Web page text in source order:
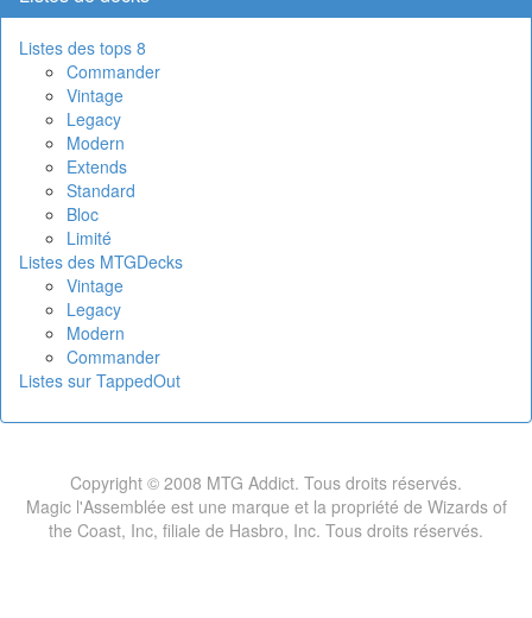
Listes des tops 8
Commander
Vintage
Legacy
Modern
Extends
Standard
Bloc
Limité
Listes des MTGDecks
Vintage
Legacy
Modern
Commander
Listes sur TappedOut
Copyright © 2008 MTG Addict. Tous droits réservés.
Magic l'Assemblée est une marque et la propriété de Wizards of
the Coast, Inc, filiale de Hasbro, Inc. Tous droits réservés.